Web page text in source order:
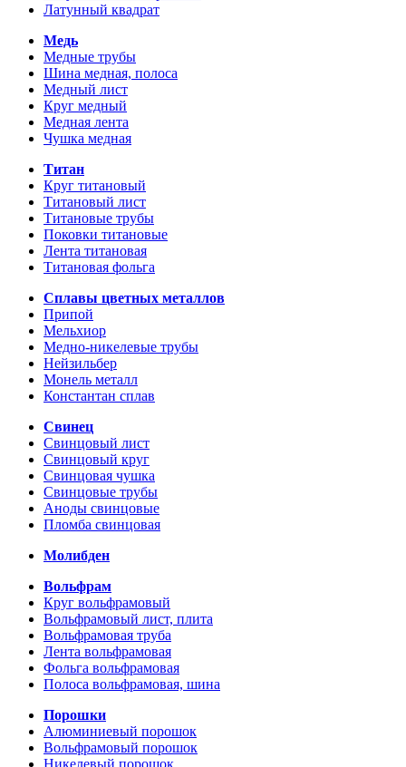
Латунный квадрат
Медь
Медные трубы
Шина медная, полоса
Медный лист
Круг медный
Медная лента
Чушка медная
Титан
Круг титановый
Титановый лист
Титановые трубы
Поковки титановые
Лента титановая
Титановая фольга
Сплавы цветных металлов
Припой
Мельхиор
Медно-никелевые трубы
Нейзильбер
Монель металл
Константан сплав
Свинец
Свинцовый лист
Свинцовый круг
Свинцовая чушка
Свинцовые трубы
Аноды свинцовые
Пломба свинцовая
Молибден
Вольфрам
Круг вольфрамовый
Вольфрамовый лист, плита
Вольфрамовая труба
Лента вольфрамовая
Фольга вольфрамовая
Полоса вольфрамовая, шина
Порошки
Алюминиевый порошок
Вольфрамовый порошок
Никелевый порошок